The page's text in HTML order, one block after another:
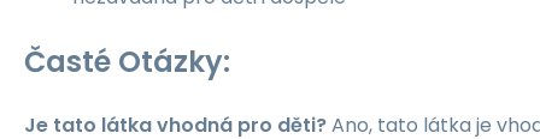
Časté Otázky:
Je tato látka vhodná pro děti?Ano, tato látka je